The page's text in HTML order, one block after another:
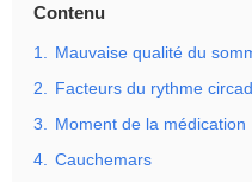
Contenu
1. Mauvaise qualité du
2. Facteurs du rythme
3. Moment de la médication
4. Cauchemars